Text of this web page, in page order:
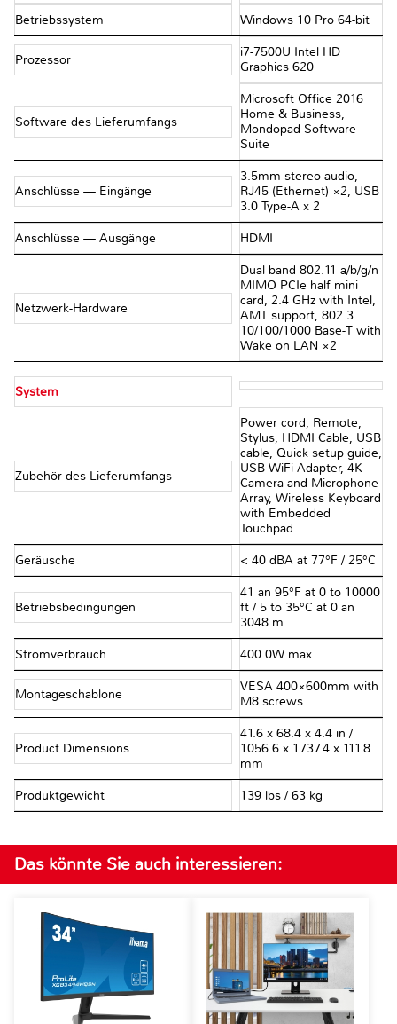
Betriebssystem Windows 10 Pro 64-bit
Prozessor
i7-7500U Intel HD
Graphics 620
Software des Lieferumfangs
Microsoft Office 2016
Home & Business,
Mondopad Software
Suite
Anschlüsse — Eingänge
3.5mm stereo audio,
RJ45 (Ethernet) ×2, USB
3.0 Type-A x 2
Anschlüsse — Ausgänge HDMI
Netzwerk-Hardware
Dual band 802.11 a/b/g/n
MIMO PCIe half mini
card, 2.4 GHz with Intel,
AMT support, 802.3
10/100/1000 Base-T with
Wake on LAN ×2
System
Zubehör des Lieferumfangs
Power cord, Remote,
Stylus, HDMI Cable, USB
cable, Quick setup guide,
USB WiFi Adapter, 4K
Camera and Microphone
Array, Wireless Keyboard
with Embedded
Touchpad
Geräusche < 40 dBA at 77°F / 25°C
Betriebsbedingungen
41 an 95°F at 0 to 10000
ft / 5 to 35°C at 0 an
3048 m
Stromverbrauch 400.0W max
Montageschablone
VESA 400×600mm with
M8 screws
Product Dimensions
41.6 x 68.4 x 4.4 in /
1056.6 x 1737.4 x 111.8
mm
Produktgewicht 139 lbs / 63 kg
Das könnte Sie auch interessieren: